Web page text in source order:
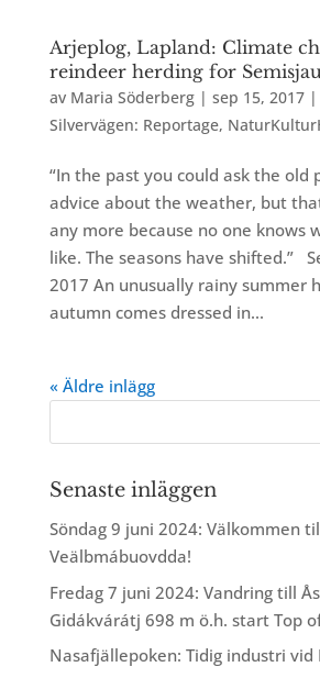
Arjeplog, Lapland: Climate
reindeer herding for
av Maria Söderberg| sep 15, 2017|
Silvervägen: Reportage,
“In the past you could ask the old
advice about the weather, but
any more because no one knows
like. The seasons have shifted.”
2017 An unusually rainy summer
autumn comes dressed in...
« Äldre inlägg
Senaste inläggen
Söndag 9 juni 2024: Välkommen
Veälbmábuovdda!
Fredag 7 juni 2024: Vandring till
Gidákvárátj 698 m ö.h. start Top
Nasafjällepoken: Tidig industri vid